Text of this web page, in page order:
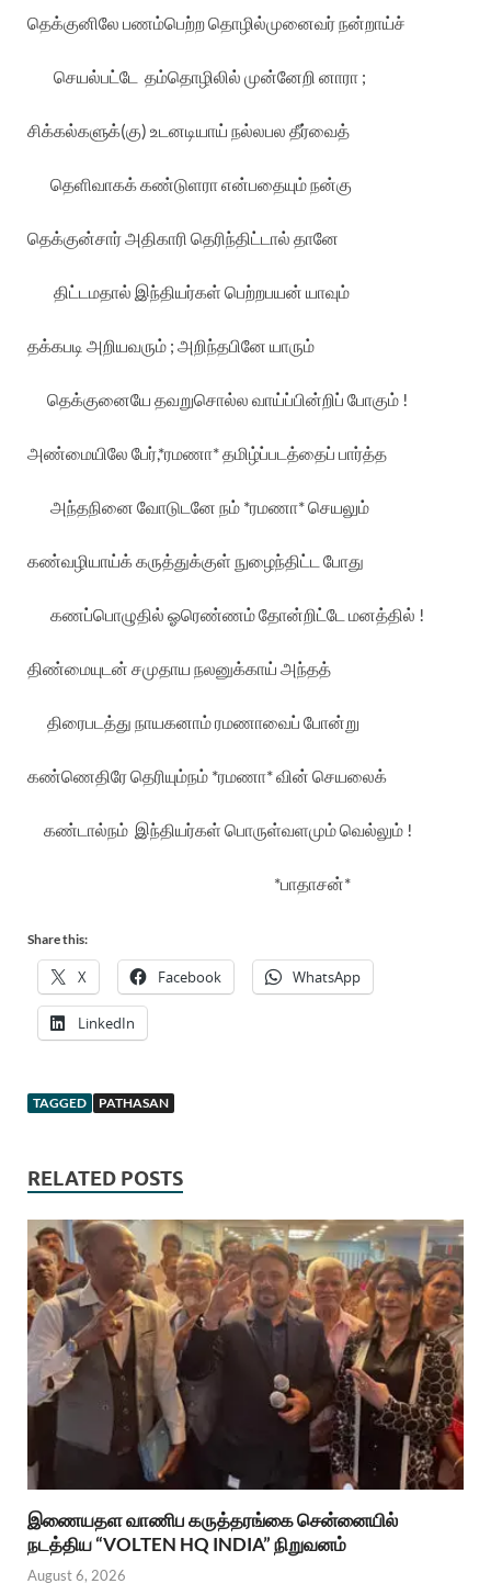
தெக்குனிலே பணம்பெற்றதொழில்முனைவர்நன்றாய்ச்
செயல்பட்டே தம்தொழிலில் முன்னேறி னாரா ;
சிக்கல்களுக்(கு) உடனடியாய் நல்லபல தீர்வைத்
தெளிவாகக்கண்டுளராஎன்பதையும்நன்கு
தெக்குன்சார்அதிகாரி தெரிந்திட்டால் தானே
திட்டமதால் இந்தியர்கள் பெற்றபயன் யாவும்
தக்கபடி அறியவரும் ; அறிந்தபினே யாரும்
தெக்குனையே தவறுசொல்ல வாய்ப்பின்றிப் போகும் !
அண்மையிலே பேர்,*ரமணா*தமிழ்ப்படத்தைப் பார்த்த
அந்தநினை வோடுடனே நம் *ரமணா*செயலும்
கண்வழியாய்க்கருத்துக்குள் நுழைந்திட்ட போது
கணப்பொழுதில் ஓரெண்ணம்தோன்றிட்டே மனத்தில் !
திண்மையுடன் சமுதாய நலனுக்காய் அந்தத்
திரைபடத்து நாயகனாம்ரமணாவைப் போன்று
கண்ணெதிரேதெரியும்நம் *ரமணா*வின் செயலைக்
கண்டால்நம் இந்தியர்கள் பொருள்வளமும்வெல்லும் !
*பாதாசன்*
Share this:
X Facebook WhatsApp
LinkedIn
TAGGED PATHASAN
RELATED POSTS
இணையதள வாணிப கருத்தரங்கை சென்னையில்
நடத்திய “VOLTEN HQ INDIA” நிறுவனம்
August 6, 2026